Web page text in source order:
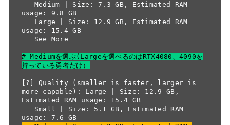
usage: 9.8 GB
usage: 15.4 GB
# Mediumを選ぶ(Largeを選べるのはRTX4080、4090を
持っている勇者だけ）
[?] Quality (smaller is faster, larger is
more capable): Large | Size: 12.9 GB,
Estimated RAM usage: 15.4 GB